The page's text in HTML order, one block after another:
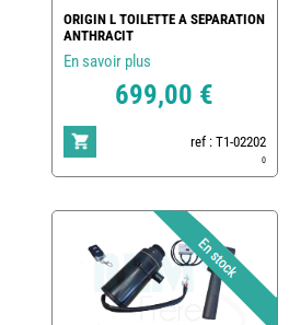
ORIGIN L TOILETTE A SEPARATION
ANTHRACIT
En savoir plus
699,00 €
ref : T1-02202
0